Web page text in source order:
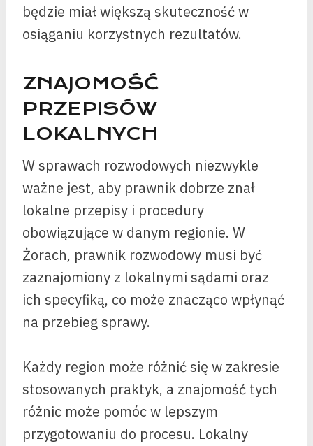
będzie miał większą skuteczność w
osiąganiu korzystnych rezultatów.
ZNAJOMOŚĆ
PRZEPISÓW
LOKALNYCH
W sprawach rozwodowych niezwykle
ważne jest, aby prawnik dobrze znał
lokalne przepisy i procedury
obowiązujące w danym regionie. W
Żorach, prawnik rozwodowy musi być
zaznajomiony z lokalnymi sądami oraz
ich specyfiką, co może znacząco wpłynąć
na przebieg sprawy.
Każdy region może różnić się w zakresie
stosowanych praktyk, a znajomość tych
różnic może pomóc w lepszym
przygotowaniu do procesu. Lokalny